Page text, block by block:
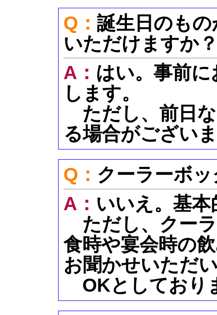
Q： 誕生日のも
いただけますか
A： はい。事前
します。
ただし、前日
る場合がござい
Q： クーラーボ
A： いいえ。基
ただし、クー
食時や宴会時の
お聞かせいただ
OKとしており